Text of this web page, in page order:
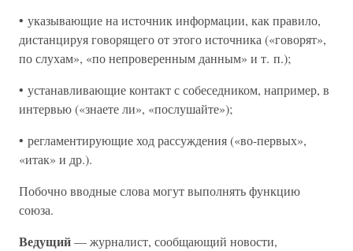
• указывающие на источник информации, как правило,
дистанцируя говорящего от этого источника («говорят»,
по слухам», «по непроверенным данным» и т. п.);
• устанавливающие контакт с собеседником, например, в
интервью («знаете ли», «послушайте»);
• регламентирующие ход рассуждения («во-первых»,
«итак» и др.).
Побочно вводные слова могут выполнять функцию
союза.
Ведущий— журналист, сообщающий новости,